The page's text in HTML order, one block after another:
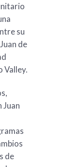
su
de
Valley.
Juan
de